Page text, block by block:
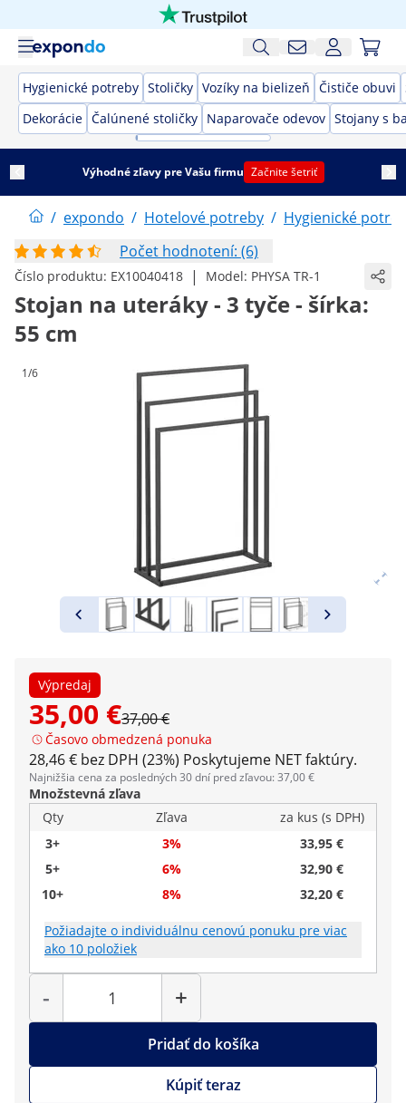
Hygienické potreby Stoličky Vozíky na bielizeň Čističe obuvi
Dekorácie Čalúnené stoličky Naparovače odevov Stojany s
Výhodné zľavy pre Vašu firmu Začnite šetriť
/ expondo / Hotelové potreby / Hygienické
Počet hodnotení: (6)
Číslo produktu: EX10040418 | Model: PHYSA TR-1
Stojan na uteráky - 3 tyče - šírka:
55 cm
1/6
Výpredaj
35,00 €37,00 €
Časovo obmedzená ponuka
28,46 € bez DPH (23%) Poskytujeme NET faktúry.
Najnižšia cena za posledných 30 dní pred zľavou: 37,00 €
Množstevná zľava
Qty
Zľava
za kus (s DPH)
3+
3%
33,95 €
5+
6%
32,90 €
10+
8% 32,20 €
Požiadajte o individuálnu cenovú ponuku pre viac
ako 10 položiek
-
Množstvo
+
Pridať do košíka
Kúpiť teraz